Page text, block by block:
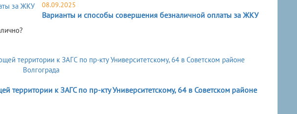
08.09.2025
Варианты и способы совершения безналичной оплаты за ЖКУ
территории к ЗАГС по пр-кту Университетскому, 64 в Советском районе